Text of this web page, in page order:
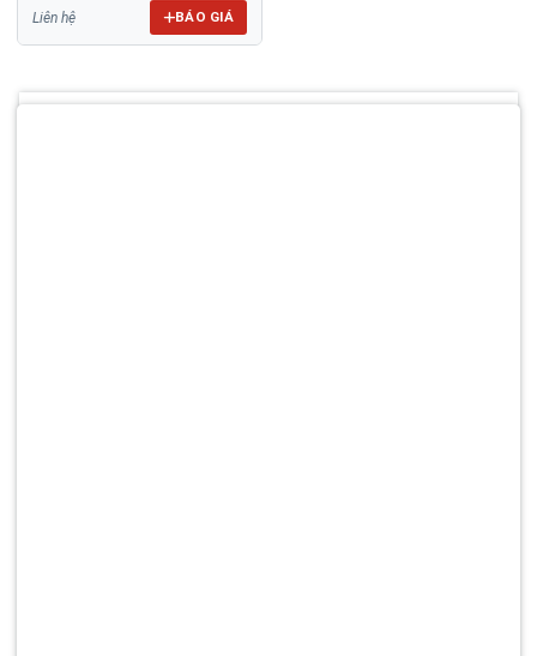
Liên hệ BÁO GIÁ